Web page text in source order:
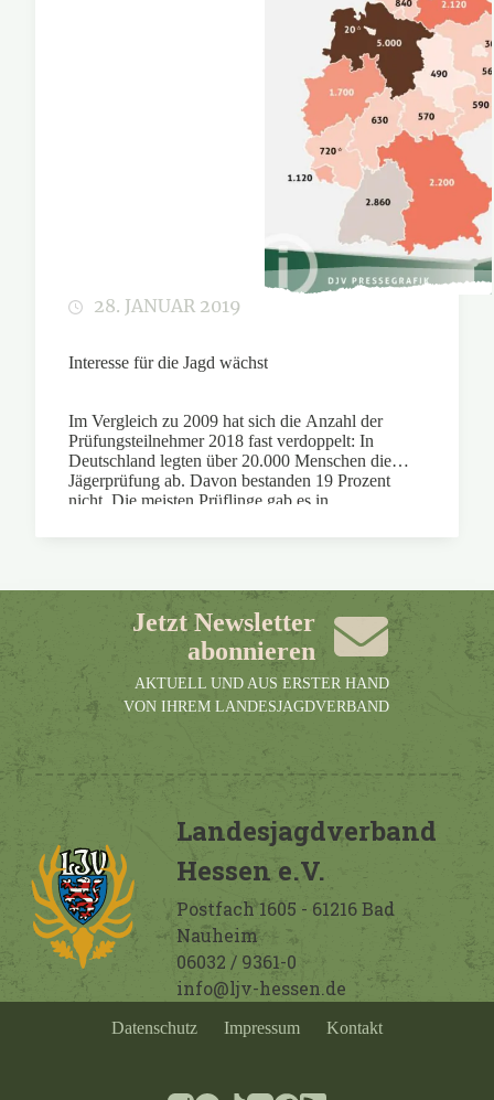
28. JANUAR 2019
Interesse für die Jagd wächst
Im Vergleich zu 2009 hat sich die Anzahl der
Prüfungsteilnehmer 2018 fast verdoppelt: In
Deutschland legten über 20.000 Menschen die
Jägerprüfung ab. Davon bestanden 19 Prozent
nicht. Die meisten Prüflinge gab es in
Jetzt Newsletter
abonnieren
AKTUELL UND AUS ERSTER HAND
VON IHREM LANDESJAGDVERBAND
Landesjagdverband
Hessen e.V.
Postfach 1605 - 61216 Bad
Nauheim
06032 / 9361-0
info@ljv-hessen.de
Datenschutz Impressum Kontakt